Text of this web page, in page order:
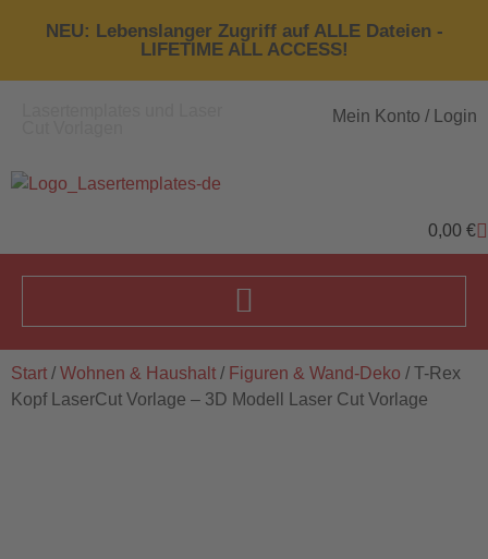
NEU: Lebenslanger Zugriff auf ALLE Dateien -
LIFETIME ALL ACCESS!
Mein Konto / Login
0,00 €
Start / Wohnen & Haushalt / Figuren & Wand-Deko / T-Rex
Kopf LaserCut Vorlage – 3D Modell Laser Cut Vorlage